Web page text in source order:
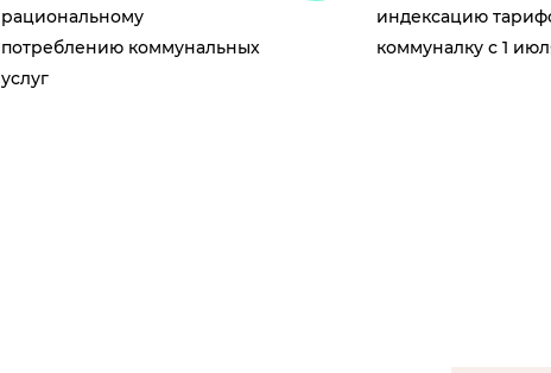
рациональному
потреблению коммунальных
услуг
индексацию
коммуналку с 1